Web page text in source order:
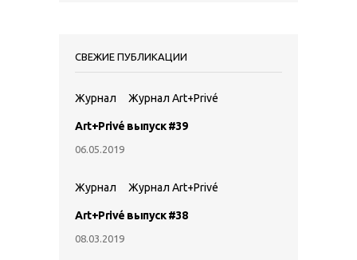
СВЕЖИЕ ПУБЛИКАЦИИ
Журнал Журнал Art+Privé
Art+Privé выпуск #39
06.05.2019
Журнал Журнал Art+Privé
Art+Privé выпуск #38
08.03.2019